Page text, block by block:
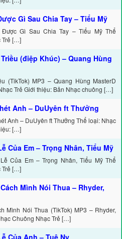
Gì Sau Chia Tay – Tiểu Mỹ
Gì Sau Chia Tay – Tiểu Mỹ Thể
Trẻ […]
(điệp Khúc) – Quang Hùng
(TikTok) MP3 – Quang Hùng MasterD
Trẻ Giới thiệu: Bản Nhạc chuông […]
Anh – DuUyên ft Thưởng
Anh – DuUyên ft Thưởng Thể loại: Nhạc
[…]
Của Em – Trọng Nhân, Tiểu Mỹ
Của Em – Trọng Nhân, Tiểu Mỹ Thể
Trẻ […]
Mình Nói Thua – Rhyder,
Mình Nói Thua (TikTok) MP3 – Rhyder,
Chuông Nhạc Trẻ […]